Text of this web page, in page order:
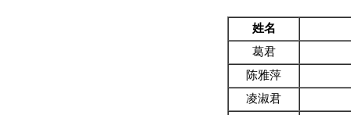
姓名
葛君
陈雅萍
凌淑君